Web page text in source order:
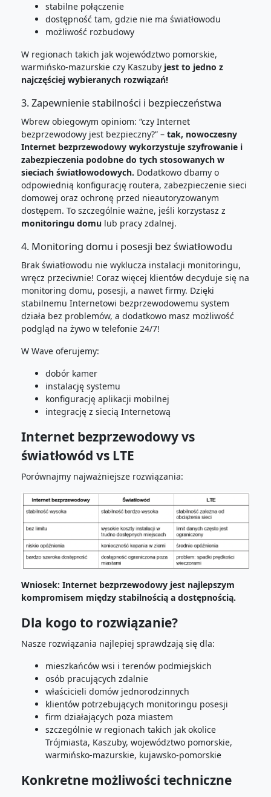
stabilne połączenie
dostępność tam, gdzie nie ma światłowodu
możliwość rozbudowy
W regionach takich jak województwo pomorskie,
warmińsko-mazurskie czy Kaszuby jest to jedno z
najczęściej wybieranych rozwiązań!
3. Zapewnienie stabilności i bezpieczeństwa
Wbrew obiegowym opiniom: “czy Internet
bezprzewodowy jest bezpieczny?” – tak, nowoczesny
Internet bezprzewodowy wykorzystuje szyfrowanie i
zabezpieczenia podobne do tych stosowanych w
sieciach światłowodowych. Dodatkowo dbamy o
odpowiednią konfigurację routera, zabezpieczenie sieci
domowej oraz ochronę przed nieautoryzowanym
dostępem. To szczególnie ważne, jeśli korzystasz z
monitoringu domu lub pracy zdalnej.
4. Monitoring domu i posesji bez światłowodu
Brak światłowodu nie wyklucza instalacji monitoringu,
wręcz przeciwnie! Coraz więcej klientów decyduje się na
monitoring domu, posesji, a nawet firmy. Dzięki
stabilnemu Internetowi bezprzewodowemu system
działa bez problemów, a dodatkowo masz możliwość
podgląd na żywo w telefonie 24/7!
W Wave oferujemy:
dobór kamer
instalację systemu
konfigurację aplikacji mobilnej
integrację z siecią Internetową
Internet bezprzewodowy vs
światłowód vs LTE
Porównajmy najważniejsze rozwiązania:
Wniosek: Internet bezprzewodowy jest najlepszym
kompromisem między stabilnością a dostępnością.
Dla kogo to rozwiązanie?
Nasze rozwiązania najlepiej sprawdzają się dla:
mieszkańców wsi i terenów podmiejskich
osób pracujących zdalnie
właścicieli domów jednorodzinnych
klientów potrzebujących monitoringu posesji
firm działających poza miastem
szczególnie w regionach takich jak okolice
Trójmiasta, Kaszuby, województwo pomorskie,
warmińsko-mazurskie, kujawsko-pomorskie
Konkretne możliwości techniczne